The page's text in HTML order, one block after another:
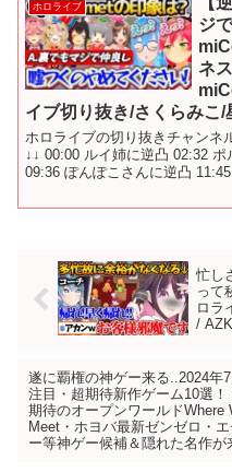
ホロライブ
ジ
ネ
イブ切り抜き/さくらみこ/
ホロライブの切り抜きチャン
↓↓ 00:00 ルイ姉に逆凸 02:32
09:36 ぽんぽこさんに逆凸
忙し
って
ロラ
/
遂に覇権の神ゲー来る..2024年
注目・超期待新作ゲーム10選！
期待のオープンワールドWhere
Meet・ホヨバ最新ゼンゼロ・
ー等神ゲー候補＆隠れた名作が